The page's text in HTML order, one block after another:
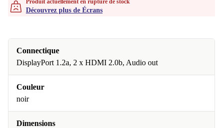
Produit actuellement en rupture de stock
Découvrez plus de Écrans
Connectique
DisplayPort 1.2a, 2 x HDMI 2.0b, Audio out
Couleur
noir
Dimensions